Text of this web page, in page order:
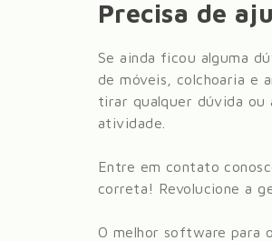
Precisa de
Se ainda ficou alguma
de móveis, colchoaria e
tirar qualquer dúvida ou
atividade.
Entre em contato
correta! Revolucione a
O melhor software para